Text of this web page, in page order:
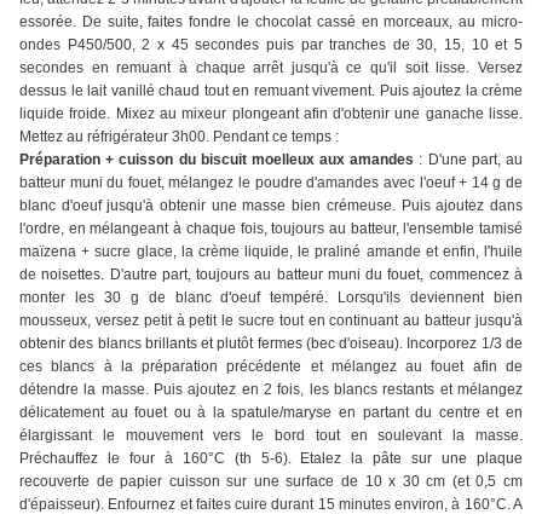
essorée. De suite, faites fondre le chocolat cassé en morceaux, au micro-
ondes P450/500, 2 x 45 secondes puis par tranches de 30, 15, 10 et 5
secondes en remuant à chaque arrêt jusqu'à ce qu'il soit lisse. Versez
dessus le lait vanillé chaud tout en remuant vivement. Puis ajoutez la crème
liquide froide. Mixez au mixeur plongeant afin d'obtenir une ganache lisse.
Mettez au réfrigérateur 3h00. Pendant ce temps :
Préparation + cuisson du biscuit moelleux aux amandes : D'une part, au
batteur muni du fouet, mélangez le poudre d'amandes avec l'oeuf + 14 g de
blanc d'oeuf jusqu'à obtenir une masse bien crémeuse. Puis ajoutez dans
l'ordre, en mélangeant à chaque fois, toujours au batteur, l'ensemble tamisé
maïzena + sucre glace, la crème liquide, le praliné amande et enfin, l'huile
de noisettes. D'autre part, toujours au batteur muni du fouet, commencez à
monter les 30 g de blanc d'oeuf tempéré. Lorsqu'ils deviennent bien
mousseux, versez petit à petit le sucre tout en continuant au batteur jusqu'à
obtenir des blancs brillants et plutôt fermes (bec d'oiseau). Incorporez 1/3 de
ces blancs à la préparation précédente et mélangez au fouet afin de
détendre la masse. Puis ajoutez en 2 fois, les blancs restants et mélangez
délicatement au fouet ou à la spatule/maryse en partant du centre et en
élargissant le mouvement vers le bord tout en soulevant la masse.
Préchauffez le four à 160°C (th 5-6). Etalez la pâte sur une plaque
recouverte de papier cuisson sur une surface de 10 x 30 cm (et 0,5 cm
d'épaisseur). Enfournez et faites cuire durant 15 minutes environ, à 160°C. A